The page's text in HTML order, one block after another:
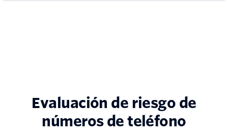
Evaluación de riesgo de
números de teléfono